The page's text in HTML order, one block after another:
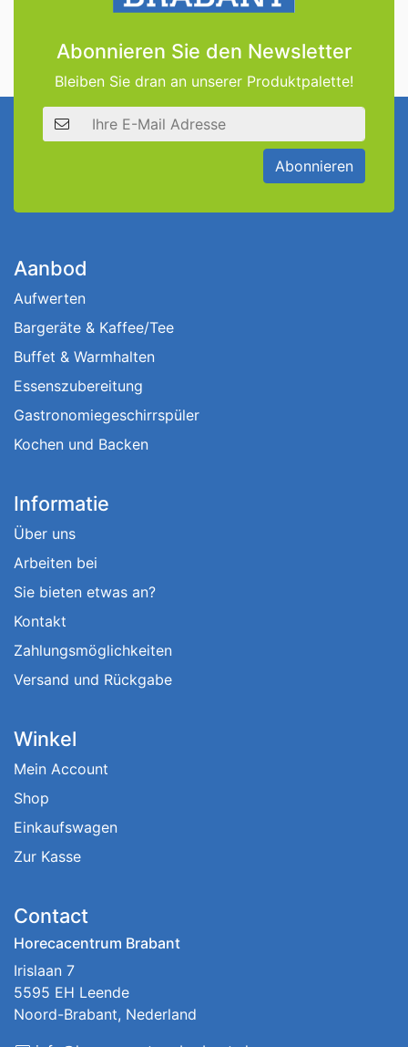
Abonnieren Sie den Newsletter
Bleiben Sie dran an unserer Produktpalette!
E-Mail Adresse
Abonnieren
Aanbod
Aufwerten
Bargeräte & Kaffee/Tee
Buffet & Warmhalten
Essenszubereitung
Gastronomiegeschirrspüler
Kochen und Backen
Informatie
Über uns
Arbeiten bei
Sie bieten etwas an?
Kontakt
Zahlungsmöglichkeiten
Versand und Rückgabe
Winkel
Mein Account
Shop
Einkaufswagen
Zur Kasse
Contact
Horecacentrum Brabant
Irislaan 7
5595 EH Leende
Noord-Brabant, Nederland